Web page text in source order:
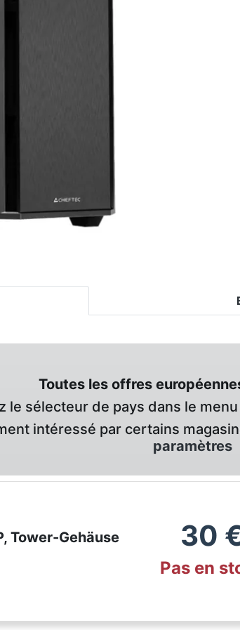
Toutes les offres
le sélecteur de pays dans le
intéressé par certains
paramètres
Tower-Gehäuse
30
Pas en